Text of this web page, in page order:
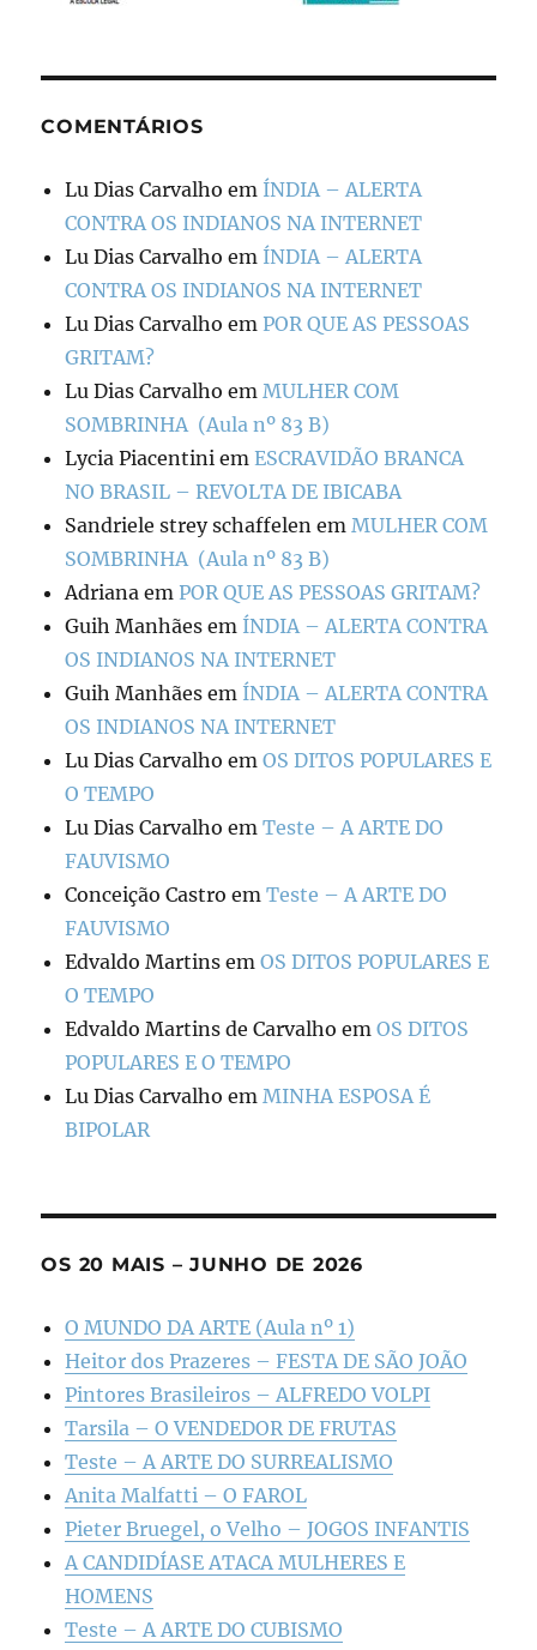
COMENTÁRIOS
Lu Dias Carvalho em ÍNDIA – ALERTA
CONTRA OS INDIANOS NA INTERNET
Lu Dias Carvalho em ÍNDIA – ALERTA
CONTRA OS INDIANOS NA INTERNET
Lu Dias Carvalho emPOR QUE AS PESSOAS
GRITAM?
Lu Dias Carvalho emMULHER COM
SOMBRINHA (Aula nº 83 B)
Lycia Piacentini emESCRAVIDÃO BRANCA
NO BRASIL – REVOLTA DE IBICABA
Sandriele strey schaffelen emMULHER COM
SOMBRINHA (Aula nº 83 B)
Adriana emPOR QUE AS PESSOAS GRITAM?
Guih Manhães em ÍNDIA – ALERTA CONTRA
OS INDIANOS NA INTERNET
Guih Manhães em ÍNDIA – ALERTA CONTRA
OS INDIANOS NA INTERNET
Lu Dias Carvalho emOS DITOS POPULARES E
O TEMPO
Lu Dias Carvalho emTeste – A ARTE DO
FAUVISMO
Conceição Castro emTeste – A ARTE DO
FAUVISMO
Edvaldo Martins emOS DITOS POPULARES E
O TEMPO
Edvaldo Martins de Carvalho emOS DITOS
POPULARES E O TEMPO
Lu Dias Carvalho emMINHA ESPOSA É
BIPOLAR
OS 20 MAIS – JUNHO DE 2026
O MUNDO DA ARTE (Aula nº 1)
Heitor dos Prazeres – FESTA DE SÃO JOÃO
Pintores Brasileiros – ALFREDO VOLPI
Tarsila – O VENDEDOR DE FRUTAS
Teste – A ARTE DO SURREALISMO
Anita Malfatti – O FAROL
Pieter Bruegel, o Velho – JOGOS INFANTIS
A CANDIDÍASE ATACA MULHERES E
HOMENS
Teste – A ARTE DO CUBISMO